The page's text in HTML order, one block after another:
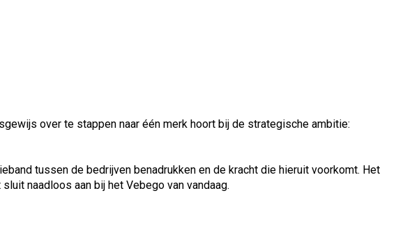
over te stappen naar één merk hoort bij de strategische ambitie:
tussen de bedrijven benadrukken en de kracht die hieruit voorkomt. Het
naadloos aan bij het Vebego van vandaag.